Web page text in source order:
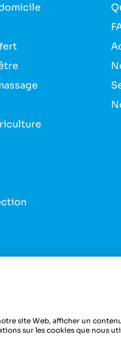
site Web, afficher un
sur les cookies que nous